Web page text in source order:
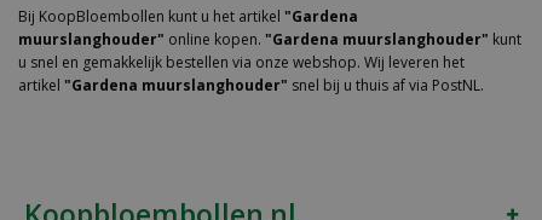
Bij KoopBloembollen kunt u het artikel "Gardena
muurslanghouder" online kopen. "Gardena muurslanghouder" kunt
u snel en gemakkelijk bestellen via onze webshop. Wij leveren het
artikel "Gardena muurslanghouder" snel bij u thuis af via PostNL.